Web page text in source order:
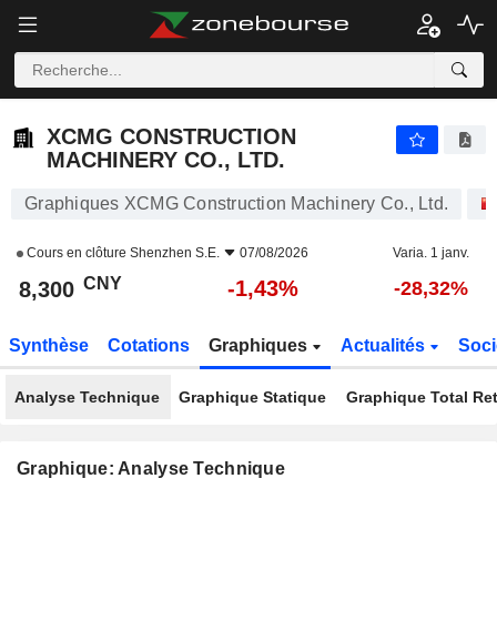
XCMG CONSTRUCTION
MACHINERY CO., LTD.
Graphiques XCMG Construction Machinery Co., Ltd.
Cours en clôture Shenzhen S.E. 07/08/2026 Varia. 1 janv.
8,300 CNY -1,43% -28,32%
Synthèse Cotations Graphiques Actualités
Analyse Technique Graphique Statique Graphique Total
Graphique: Analyse Technique